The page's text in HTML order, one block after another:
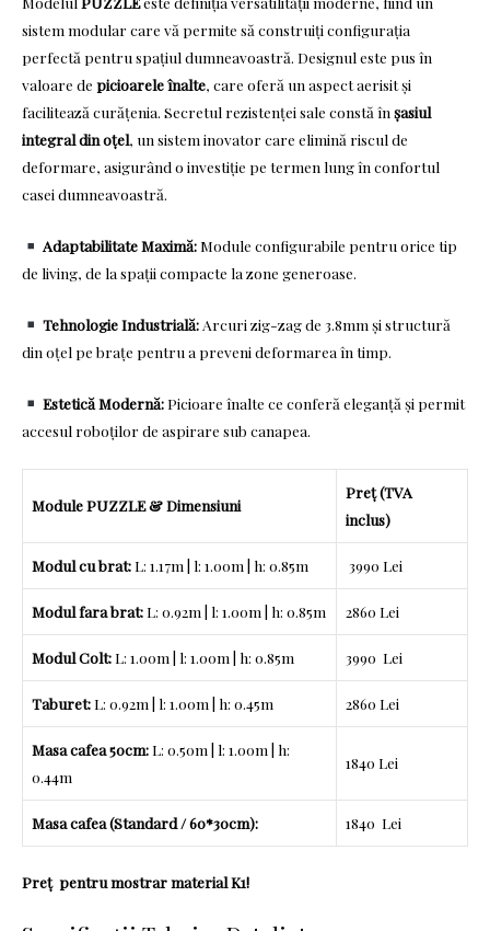
sistem modular care vă permite să construiți configurația
perfectă pentru spațiul dumneavoastră. Designul este pus în
valoare de picioarele înalte, care oferă un aspect aerisit și
facilitează curățenia. Secretul rezistenței sale constă în șasiul
integral din oțel, un sistem inovator care elimină riscul de
deformare, asigurând o investiție pe termen lung în confortul
casei dumneavoastră.
Adaptabilitate Maximă:Module configurabile pentru orice tip
de living, de la spații compacte la zone generoase.
Tehnologie Industrială:Arcuri zig-zag de 3.8mm și structură
din oțel pe brațe pentru a preveni deformarea în timp.
Estetică Modernă:Picioare înalte ce conferă eleganță și permit
accesul roboților de aspirare sub canapea.
Module PUZZLE & Dimensiuni
Preț (TVA
inclus)
Modul cu brat:L: 1.17m | l: 1.00m | h: 0.85m 3990 Lei
Modul fara brat:L: 0.92m | l: 1.00m | h: 0.85m 2860 Lei
Modul Colt:L: 1.00m | l: 1.00m | h: 0.85m 3990 Lei
Taburet:L: 0.92m | l: 1.00m | h: 0.45m 2860 Lei
Masa cafea 50cm:L: 0.50m | l: 1.00m | h:
0.44m
1840 Lei
Masa cafea (Standard / 60*30cm): 1840 Lei
Preț pentru mostrar material K1!